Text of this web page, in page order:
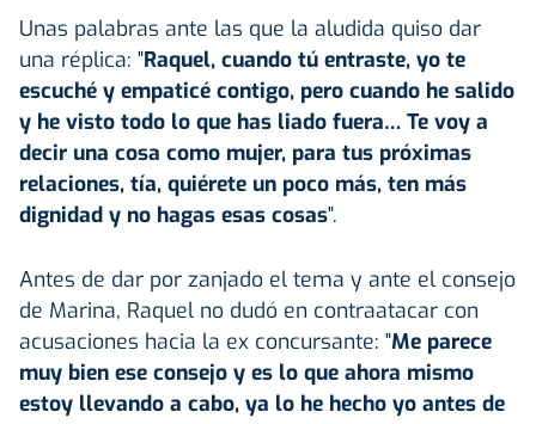
Unas palabras ante las que la aludida quiso dar
una réplica: "Raquel, cuando tú entraste, yo te
escuché y empaticé contigo, pero cuando he salido
y he visto todo lo que has liado fuera… Te voy a
decir una cosa como mujer, para tus próximas
relaciones, tía, quiérete un poco más, ten más
dignidad y no hagas esas cosas".
Antes de dar por zanjado el tema y ante el consejo
de Marina, Raquel no dudó en contraatacar con
acusaciones hacia la ex concursante: "Me parece
muy bien ese consejo y es lo que ahora mismo
estoy llevando a cabo, ya lo he hecho yo antes de